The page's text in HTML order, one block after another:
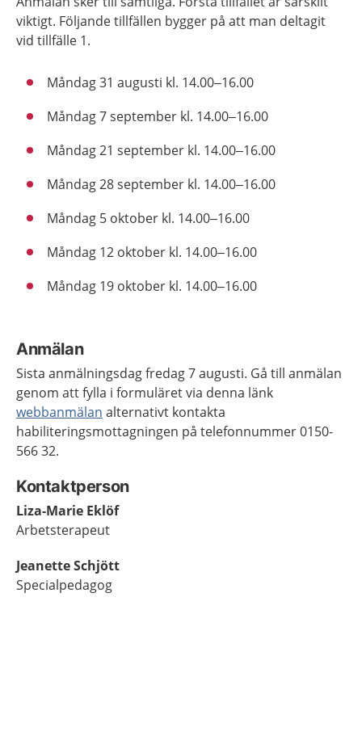
viktigt. Följande tillfällen bygger på att man deltagit
vid tillfälle 1.
Måndag 31 augusti kl. 14.00–16.00
Måndag 7 september kl. 14.00–16.00
Måndag 21 september kl. 14.00–16.00
Måndag 28 september kl. 14.00–16.00
Måndag 5 oktober kl. 14.00–16.00
Måndag 12 oktober kl. 14.00–16.00
Måndag 19 oktober kl. 14.00–16.00
Anmälan
Sista anmälningsdag fredag 7 augusti. Gå till anmälan
genom att fylla i formuläret via denna länk
webbanmälan alternativt kontakta
habiliteringsmottagningen på telefonnummer 0150-
566 32.
Kontaktperson
Liza-Marie Eklöf
Arbetsterapeut
Jeanette Schjött
Specialpedagog